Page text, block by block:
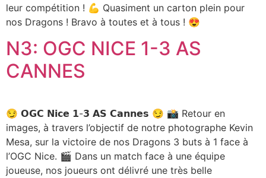
leur compétition ! 💪 Quasiment un carton plein pour
nos Dragons ! Bravo à toutes et à tous ! 😍
N3: OGC NICE 1-3 AS
CANNES
😏 𝗢𝗚𝗖 𝗡𝗶𝗰𝗲 𝟭-𝟯 𝗔𝗦 𝗖𝗮𝗻𝗻𝗲𝘀 😏 📸 Retour en
images, à travers l’objectif de notre photographe Kevin
Mesa, sur la victoire de nos Dragons 3 buts à 1 face à
l’OGC Nice. 🎬 Dans un match face à une équipe
joueuse, nos joueurs ont délivré une très belle